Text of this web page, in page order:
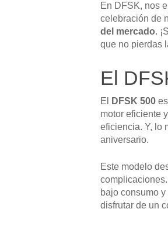
En DFSK, nos
celebración de
del mercado.
que no pierdas
El
El DFSK 500
motor eficiente
eficiencia. Y, lo
aniversario.
Este modelo
bajo consumo
disfrutar de un